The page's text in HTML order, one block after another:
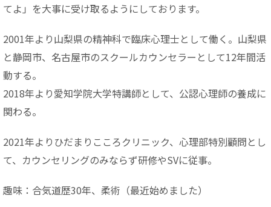
てよ」を大事に受け取るようにしております。
2001年より山梨県の精神科で臨床心理士として働く。山梨県
と静岡市、名古屋市のスクールカウンセラーとして12年間活
動する。
2018年より愛知学院大学特講師として、公認心理師の養成に
関わる。
2021年よりひだまりこころクリニック、心理部特別顧問とし
て、カウンセリングのみならず研修やSVに従事。
趣味：合気道歴30年、柔術（最近始めました）